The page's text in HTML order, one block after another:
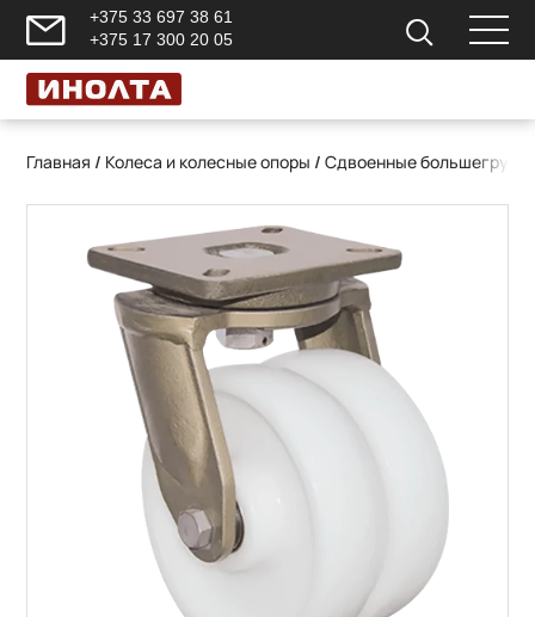
+375 33 697 38 61
+375 17 300 20 05
Главная / Колеса и колесные опоры /Сдвоенные